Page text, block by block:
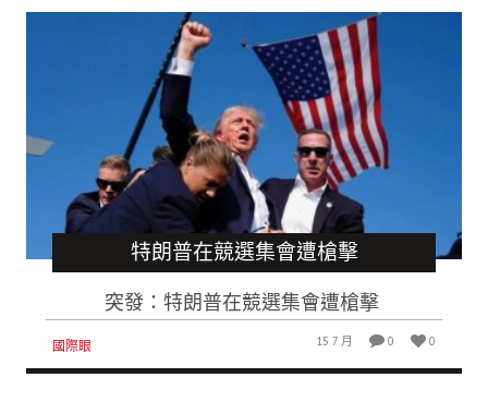
特朗普在競選集會遭槍擊
突發：特朗普在競選集會遭槍擊
國際眼 15 7 月 0 0